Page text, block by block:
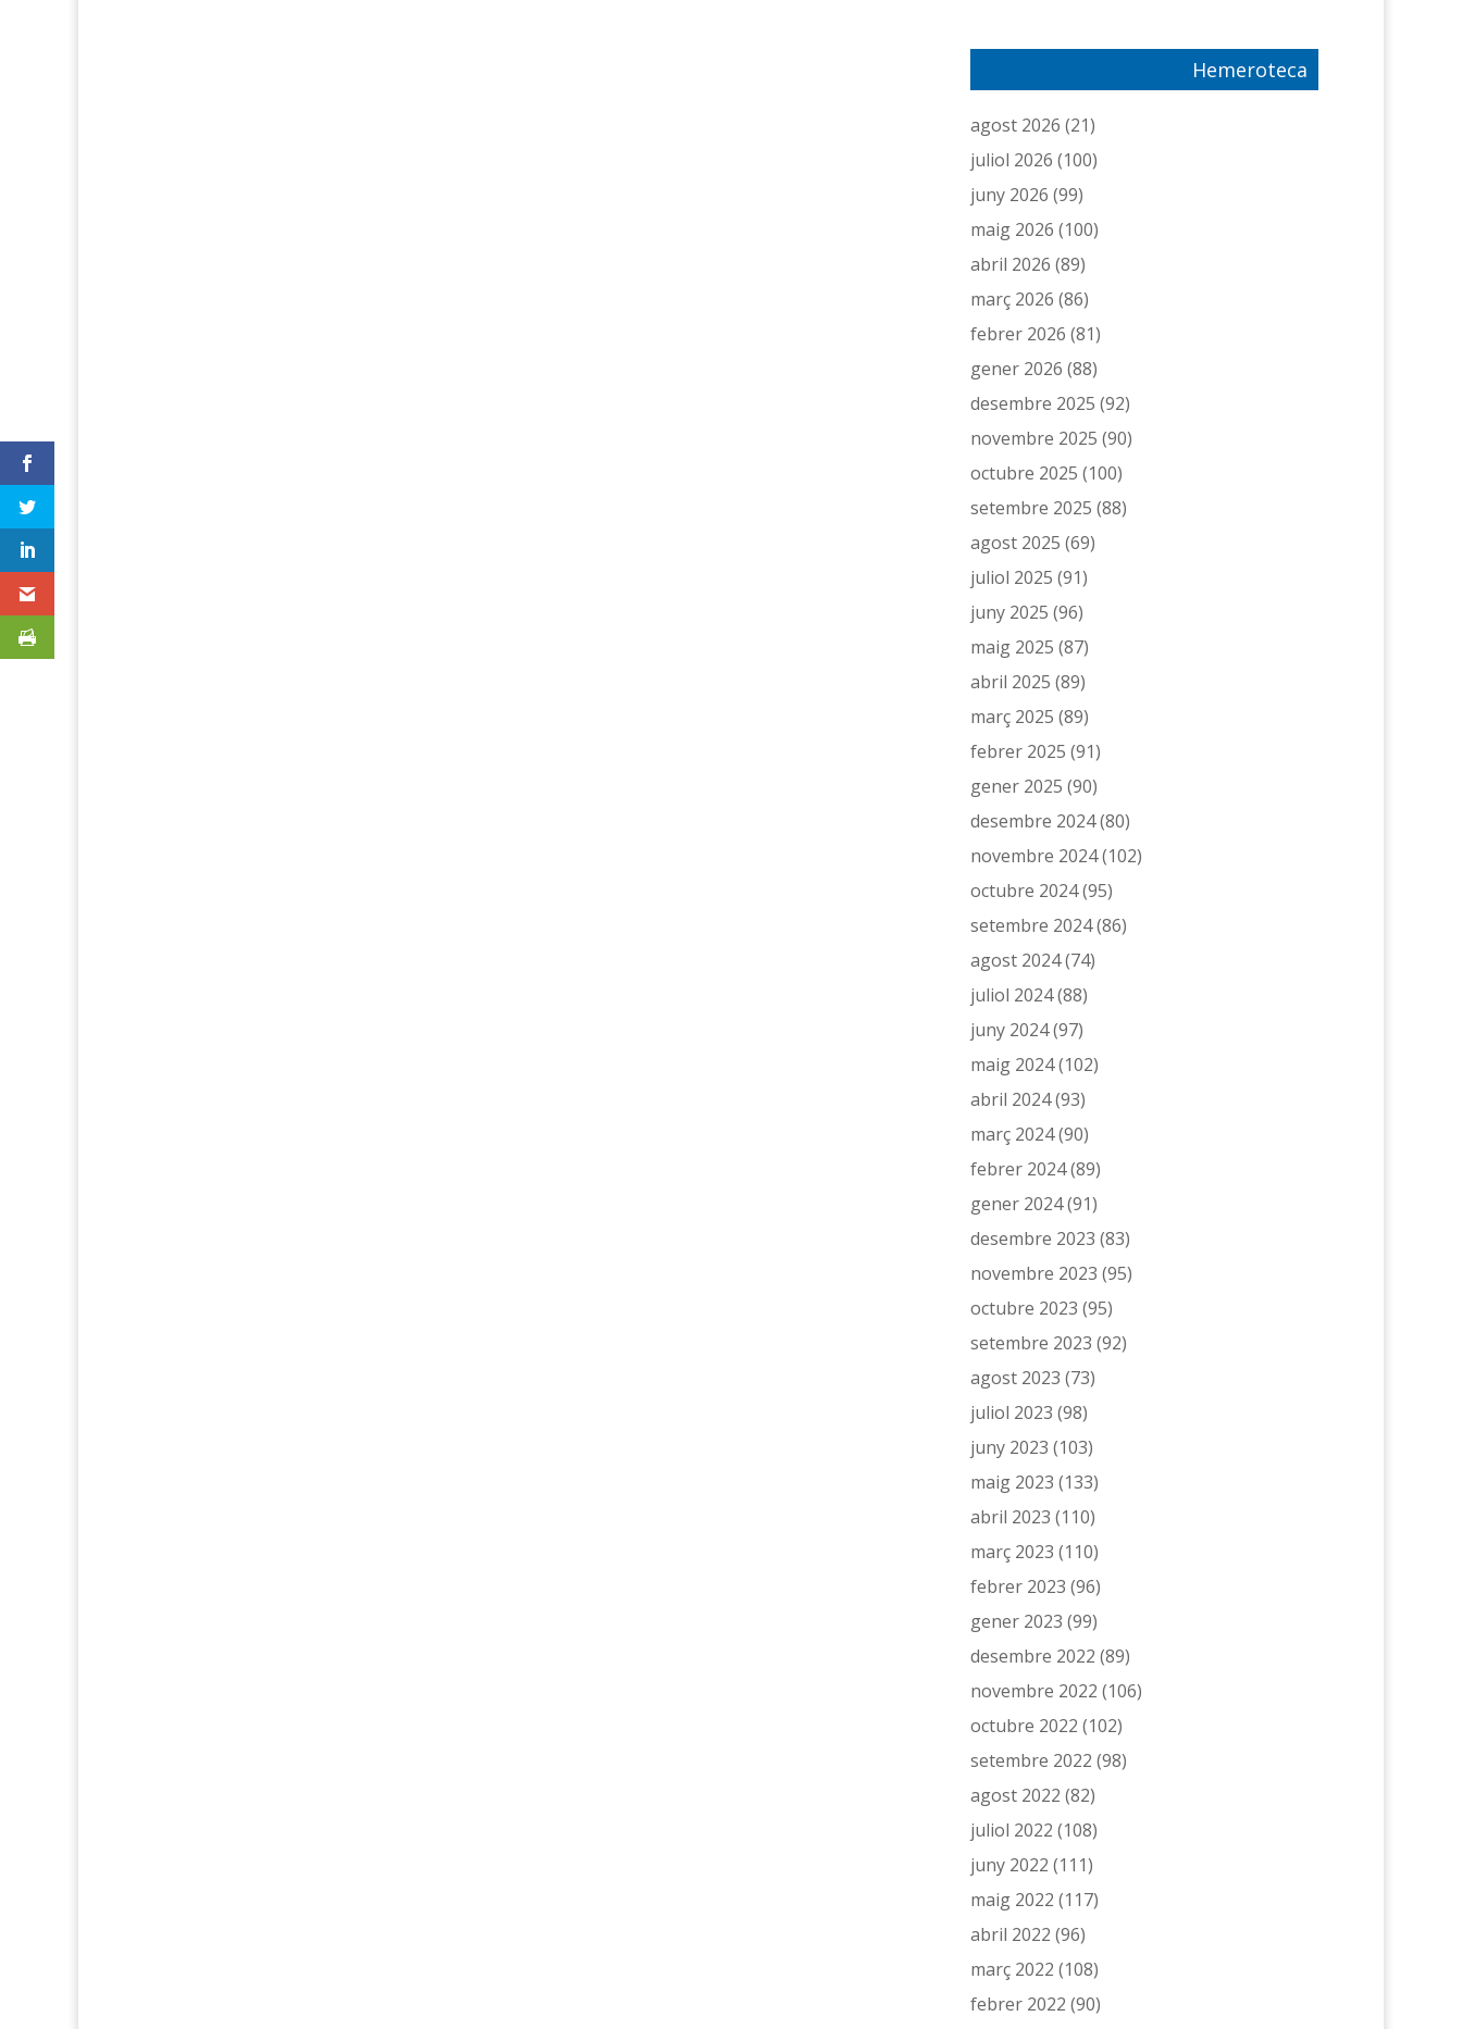
Hemeroteca
agost 2026 (21)
juliol 2026 (100)
juny 2026 (99)
maig 2026 (100)
abril 2026 (89)
març 2026 (86)
febrer 2026 (81)
gener 2026 (88)
desembre 2025 (92)
novembre 2025 (90)
octubre 2025 (100)
setembre 2025 (88)
agost 2025 (69)
juliol 2025 (91)
juny 2025 (96)
maig 2025 (87)
abril 2025 (89)
març 2025 (89)
febrer 2025 (91)
gener 2025 (90)
desembre 2024(80)
novembre 2024(102)
octubre 2024(95)
setembre 2024(86)
agost 2024(74)
juliol 2024(88)
juny 2024(97)
maig 2024(102)
abril 2024(93)
març 2024(90)
febrer 2024(89)
gener 2024(91)
desembre 2023 (83)
novembre 2023 (95)
octubre 2023 (95)
setembre 2023 (92)
agost 2023 (73)
juliol 2023 (98)
juny 2023 (103)
maig 2023 (133)
abril 2023 (110)
març 2023 (110)
febrer 2023 (96)
gener 2023 (99)
desembre 2022 (89)
novembre 2022 (106)
octubre 2022 (102)
setembre 2022 (98)
agost 2022 (82)
juliol 2022 (108)
juny 2022 (111)
maig 2022 (117)
abril 2022 (96)
març 2022 (108)
febrer 2022 (90)